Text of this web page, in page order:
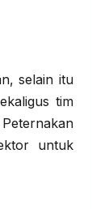
selain itu
tim
untuk